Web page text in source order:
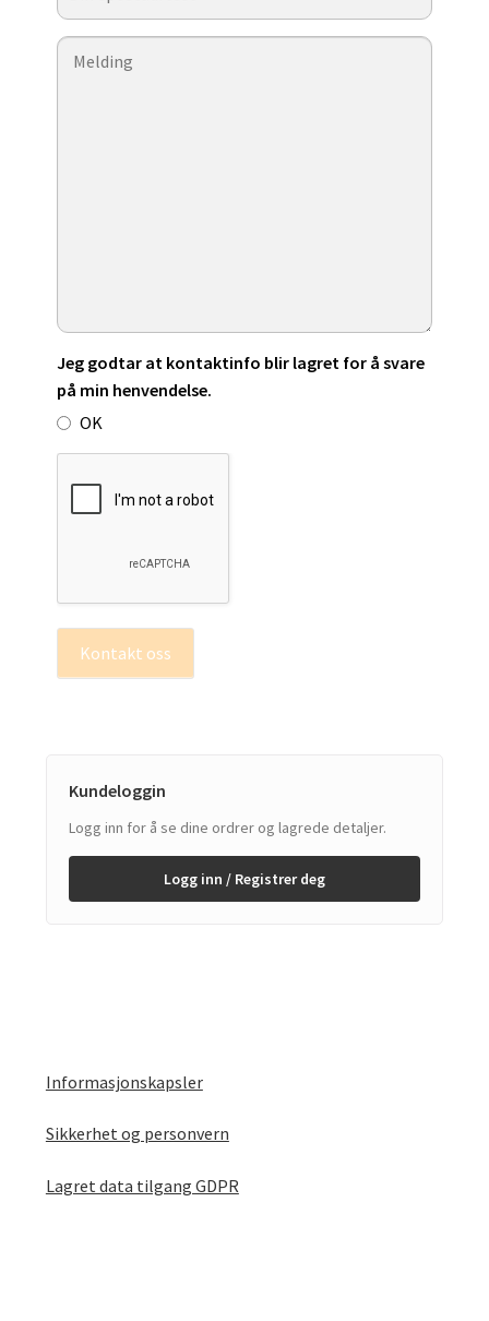
Jeg godtar at kontaktinfo blir lagret for å svare
på min henvendelse.
OK
Kontakt oss
Kundeloggin
Logg inn for å se dine ordrer og lagrede detaljer.
Logg inn / Registrer deg
Informasjonskapsler
Sikkerhet og personvern
Lagret data tilgang GDPR